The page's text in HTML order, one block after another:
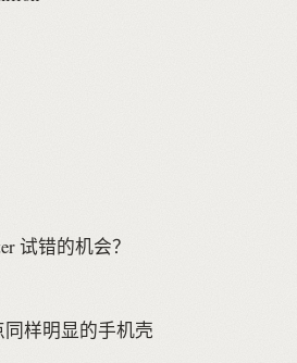
试错的机会？
样明显的手机壳